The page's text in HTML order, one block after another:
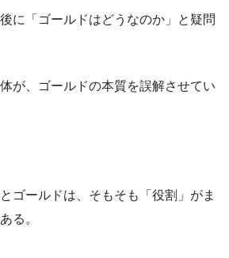
に「ゴールドはどうなのか」と疑問
が、ゴールドの本質を誤解させてい
ゴールドは、そもそも「役割」がま
る。